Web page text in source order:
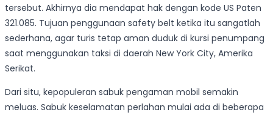
tersebut. Akhirnya dia mendapat hak dengan kode US Paten
321.085. Tujuan penggunaan safety belt ketika itu sangatlah
sederhana, agar turis tetap aman duduk di kursi penumpang
saat menggunakan taksi di daerah New York City, Amerika
Serikat.
Dari situ, kepopuleran sabuk pengaman mobil semakin
meluas. Sabuk keselamatan perlahan mulai ada di beberapa